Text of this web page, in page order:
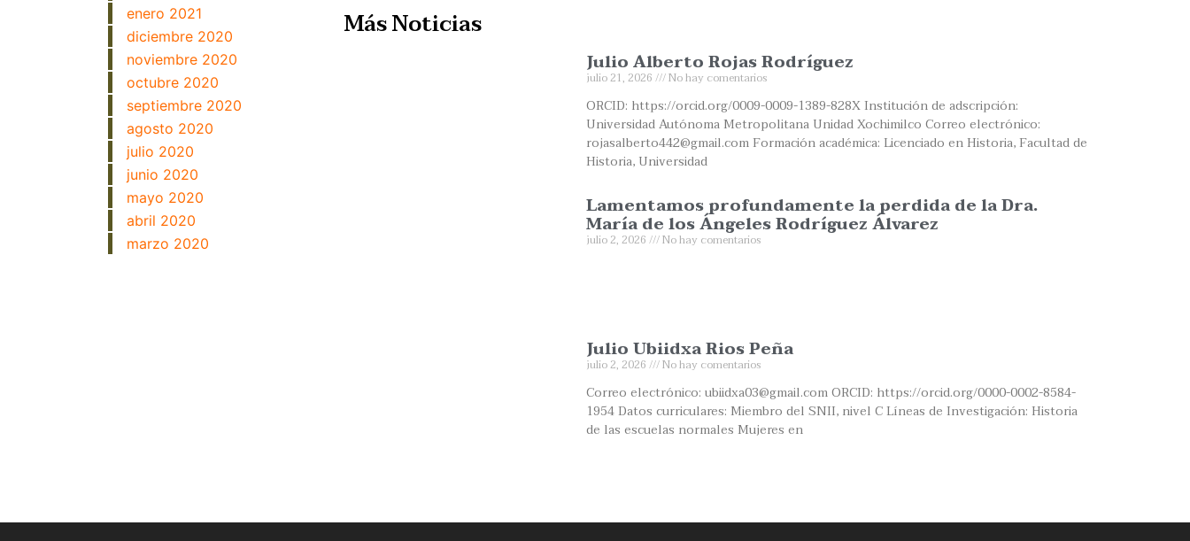
enero 2021
diciembre 2020
noviembre 2020
octubre 2020
septiembre 2020
agosto 2020
julio 2020
junio 2020
mayo 2020
abril 2020
marzo 2020
Más Noticias
Julio Alberto Rojas Rodríguez
julio 21, 2026 No hay comentarios
ORCID: https://orcid.org/0009-0009-1389-828X Institución de adscripción:
Universidad Autónoma Metropolitana Unidad Xochimilco Correo electrónico:
rojasalberto442@gmail.com Formación académica: Licenciado en Historia, Facultad de
Historia, Universidad
Lamentamos profundamente la perdida de la Dra.
María de los Ángeles Rodríguez Álvarez
julio 2, 2026 No hay comentarios
Julio Ubiidxa Rios Peña
julio 2, 2026 No hay comentarios
Correo electrónico: ubiidxa03@gmail.com ORCID: https://orcid.org/0000-0002-8584-
1954 Datos curriculares: Miembro del SNII, nivel C Líneas de Investigación: Historia
de las escuelas normales Mujeres en